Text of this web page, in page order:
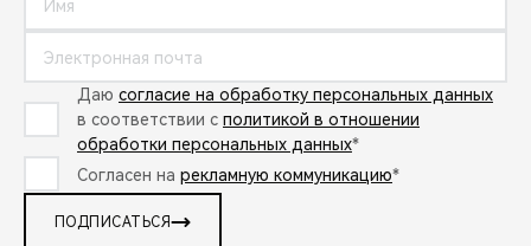
Даю согласие на обработку персональных данных
в соответствии с политикой в отношении
обработки персональных данных*
Согласен на рекламную коммуникацию*
ПОДПИСАТЬСЯ